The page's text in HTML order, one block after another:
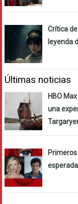
Crítica
leyenda
Últimas noticias
HBO
una
Primeros